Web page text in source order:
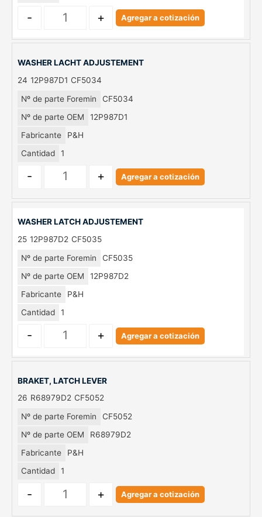
- + Agregar a cotización
WASHER LACHT ADJUSTEMENT
24 12P987D1 CF5034
Nº de parte Foremin
CF5034
Nº de parte OEM
12P987D1
Fabricante
P&H
Cantidad
1
- + Agregar a cotización
WASHER LATCH ADJUSTEMENT
25 12P987D2 CF5035
Nº de parte Foremin
CF5035
Nº de parte OEM
12P987D2
Fabricante
P&H
Cantidad
1
- + Agregar a cotización
BRAKET, LATCH LEVER
26 R68979D2 CF5052
Nº de parte Foremin
CF5052
Nº de parte OEM
R68979D2
Fabricante
P&H
Cantidad
1
- + Agregar a cotización